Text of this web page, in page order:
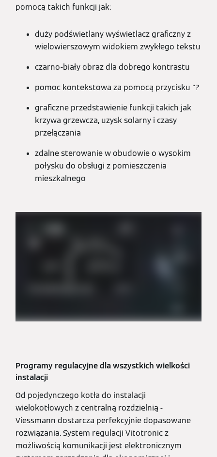
pomocą takich funkcji jak:
duży podświetlany wyświetlacz graficzny z
wielowierszowym widokiem zwykłego tekstu
czarno-biały obraz dla dobrego kontrastu
pomoc kontekstowa za pomocą przycisku "?
graficzne przedstawienie funkcji takich jak
krzywa grzewcza, uzysk solarny i czasy
przełączania
zdalne sterowanie w obudowie o wysokim
połysku do obsługi z pomieszczenia
mieszkalnego
Programy regulacyjne dla wszystkich wielkości
instalacji
Od pojedynczego kotła do instalacji
wielokotłowych z centralną rozdzielnią -
Viessmann dostarcza perfekcyjnie dopasowane
rozwiązania. System regulacji Vitotronic z
możliwością komunikacji jest elektronicznym